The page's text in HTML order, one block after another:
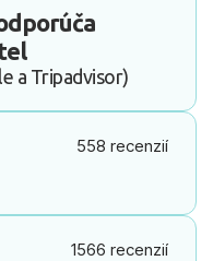
a Tripadvisor)
558 recenzií
1566 recenzií